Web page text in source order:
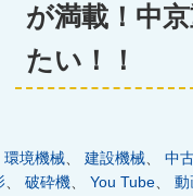
が満載！中
たい！！
環境機械 建設機械 中
破砕機 You Tube 動